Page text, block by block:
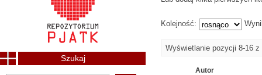
Kolejność:
Wyświetlanie pozycji 8-16 z
Autor
Szukaj